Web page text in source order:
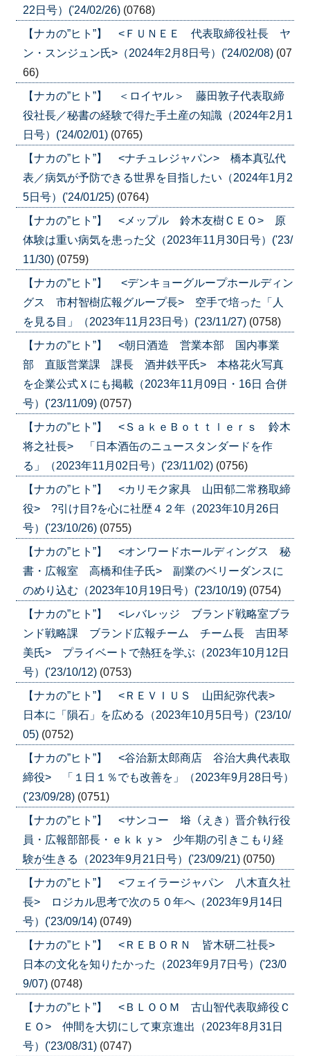
22日号）('24/02/26) (0768)
【ナカの”ヒト”】 <ＦＵＮＥＥ 代表取締役社長 ヤ
ン・スンジュン氏>（2024年2月8日号）('24/02/08) (07
66)
【ナカの”ヒト”】 ＜ロイヤル＞ 藤田敦子代表取締
役社長／秘書の経験で得た手土産の知識（2024年2月1
日号）('24/02/01) (0765)
【ナカの”ヒト”】 <ナチュレジャパン> 橋本真弘代
表／病気が予防できる世界を目指したい（2024年1月2
5日号）('24/01/25) (0764)
【ナカの”ヒト”】 <メップル 鈴木友樹ＣＥＯ> 原
体験は重い病気を患った父（2023年11月30日号）('23/
11/30) (0759)
【ナカの”ヒト”】 <デンキョーグループホールディン
グス 市村智樹広報グループ長> 空手で培った「人
を見る目」（2023年11月23日号）('23/11/27) (0758)
【ナカの”ヒト”】 <朝日酒造 営業本部 国内事業
部 直販営業課 課長 酒井鉄平氏> 本格花火写真
を企業公式Ｘにも掲載（2023年11月09日・16日 合併
号）('23/11/09) (0757)
【ナカの”ヒト”】 <ＳａｋｅＢｏｔｔｌｅｒｓ 鈴木
将之社長> 「日本酒缶のニュースタンダードを作
る」（2023年11月02日号）('23/11/02) (0756)
【ナカの”ヒト”】 <カリモク家具 山田郁二常務取締
役> ?引け目?を心に社歴４２年（2023年10月26日
号）('23/10/26) (0755)
【ナカの”ヒト”】 <オンワードホールディングス 秘
書・広報室 高橋和佳子氏> 副業のベリーダンスに
のめり込む（2023年10月19日号）('23/10/19) (0754)
【ナカの”ヒト”】 <レバレッジ ブランド戦略室ブラ
ンド戦略課 ブランド広報チーム チーム長 吉田琴
美氏> プライベートで熱狂を学ぶ（2023年10月12日
号）('23/10/12) (0753)
【ナカの”ヒト”】 <ＲＥＶＩＵＳ 山田紀弥代表>
日本に「隕石」を広める（2023年10月5日号）('23/10/
05) (0752)
【ナカの”ヒト”】 <谷治新太郎商店 谷治大典代表取
締役> 「１日１％でも改善を」（2023年9月28日号）
('23/09/28) (0751)
【ナカの”ヒト”】 <サンコー 﨏（えき）晋介執行役
員・広報部部長・ｅｋｋｙ> 少年期の引きこもり経
験が生きる（2023年9月21日号）('23/09/21) (0750)
【ナカの”ヒト”】 <フェイラージャパン 八木直久社
長> ロジカル思考で次の５０年へ（2023年9月14日
号）('23/09/14) (0749)
【ナカの”ヒト”】 <ＲＥＢＯＲＮ 皆木研二社長>
日本の文化を知りたかった（2023年9月7日号）('23/0
9/07) (0748)
【ナカの”ヒト”】 <ＢＬＯＯＭ 古山智代表取締役Ｃ
ＥＯ> 仲間を大切にして東京進出（2023年8月31日
号）('23/08/31) (0747)